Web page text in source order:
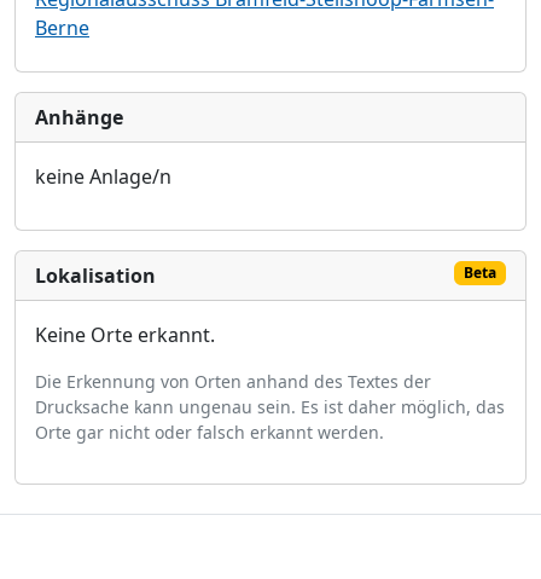
Berne
Anhänge
keine Anlage/n
Lokalisation Beta
Keine Orte erkannt.
Die Erkennung von Orten anhand des Textes der
Drucksache kann ungenau sein. Es ist daher möglich, das
Orte gar nicht oder falsch erkannt werden.